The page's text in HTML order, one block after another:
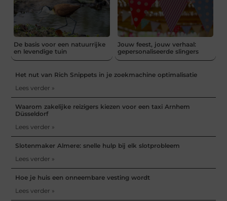
De basis voor een natuurrijke
en levendige tuin
Jouw feest, jouw verhaal:
gepersonaliseerde slingers
Het nut van Rich Snippets in je zoekmachine optimalisatie
Lees verder »
Waarom zakelijke reizigers kiezen voor een taxi Arnhem
Düsseldorf
Lees verder »
Slotenmaker Almere: snelle hulp bij elk slotprobleem
Lees verder »
Hoe je huis een onneembare vesting wordt
Lees verder »